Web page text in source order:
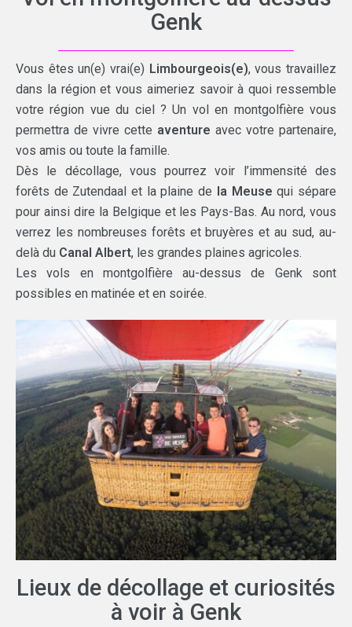
Genk
Vous êtes un(e) vrai(e) Limbourgeois(e), vous travaillez
dans la région et vous aimeriez savoir à quoi ressemble
votre région vue du ciel ? Un vol en montgolfière vous
permettra de vivre cette aventure avec votre partenaire,
vos amis ou toute la famille.
Dès le décollage, vous pourrez voir l’immensité des
forêts de Zutendaal et la plaine de la Meuse qui sépare
pour ainsi dire la Belgique et les Pays-Bas. Au nord, vous
verrez les nombreuses forêts et bruyères et au sud, au-
delà du Canal Albert, les grandes plaines agricoles.
Les vols en montgolfière au-dessus de Genk sont
possibles en matinée et en soirée.
Lieux de décollage et curiosités
à voir à Genk